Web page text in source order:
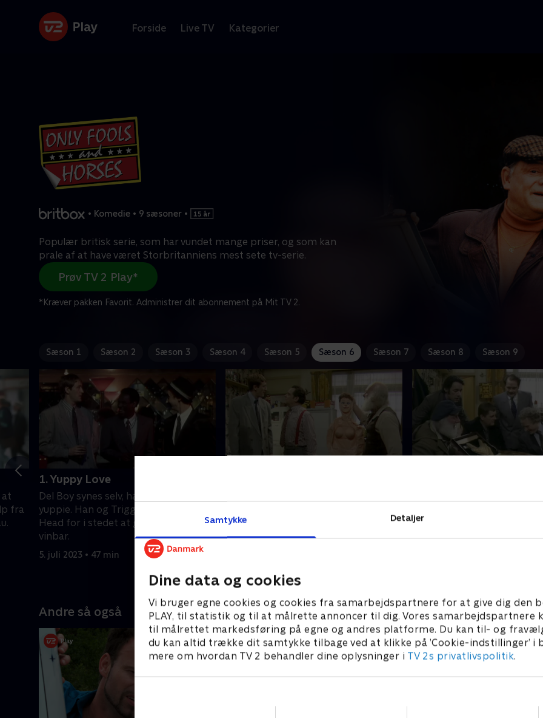
Samtykke Detaljer
Dine data og cookies
Vi bruger egne cookies og cookies fra samarbejdspartnere for at give dig den
PLAY, til statistik og til at målrette annoncer til dig. Vores samarbejdspartnere
til målrettet markedsføring på egne og andres platforme. Du kan til- og
du kan altid trække dit samtykke tilbage ved at klikke på ’Cookie-indstillinger’ i
mere om hvordan TV 2 behandler dine oplysninger i TV 2s privatlivspolitik.
Forside Live TV Kategorier
• Komedie • 9 sæsoner •
Populær britisk serie, som har vundet mange priser, og som kan
prale af at have været Storbritanniens mest sete tv-serie.
Prøv TV 2 Play*
*Kræver pakken Favorit. Administrer dit abonnement på Mit TV 2.
Sæson 1 Sæson 2 Sæson 3 Sæson 4 Sæson 5 Sæson 6 Sæson 7 Sæson 8 Sæson 9
at
fra
1. Yuppy Love
Del Boy synes selv, han er lidt af en
yuppie. Han og Trigger dropper Nag's
Head for i stedet at gå på en trendy
vinbar.
5. juli 2023 • 47 min
sexdukker. Nu gælder det om at
komme af med dem så hurtigt som
købe 250 guldkæder til
Andre så også